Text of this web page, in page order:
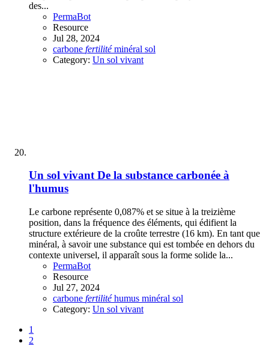
des...
PermaBot
Resource
Jul 28, 2024
carbone fertilité minéral sol
Category: Un sol vivant
Un sol vivant De la substance carbonée à
l'humus
Le carbone représente 0,087% et se situe à la treizième
position, dans la fréquence des éléments, qui édifient la
structure extérieure de la croûte terrestre (16 km). En tant que
minéral, à savoir une substance qui est tombée en dehors du
contexte universel, il apparaît sous la forme solide la...
PermaBot
Resource
Jul 27, 2024
carbone fertilité humus minéral sol
Category: Un sol vivant
1
2